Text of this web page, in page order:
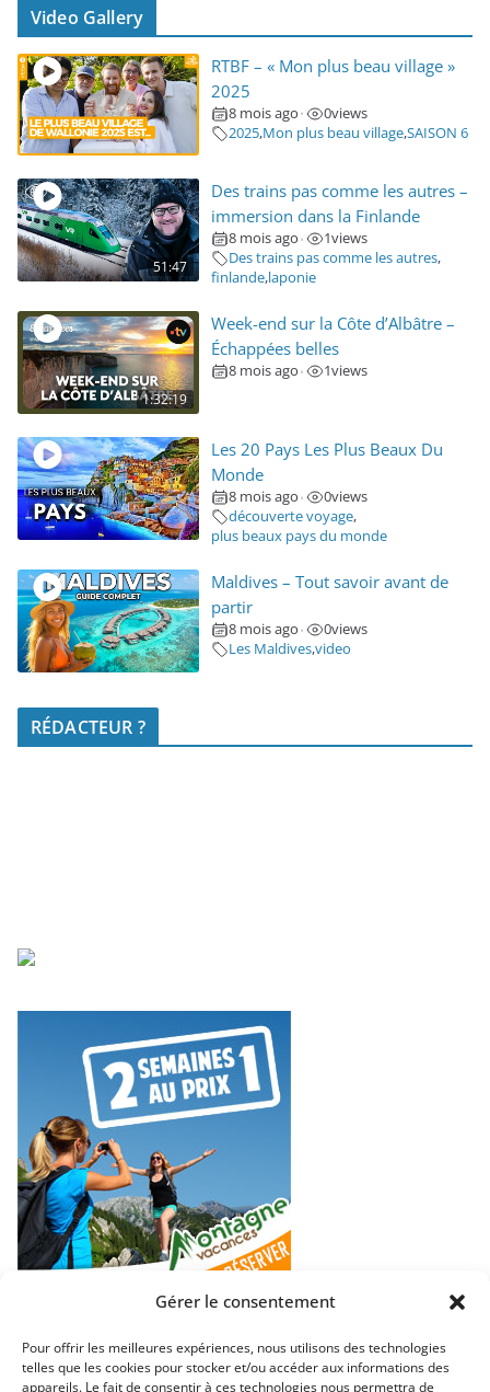
Gérer le consentement
Pour offrir les meilleures expériences, nous utilisons des technologies
telles que les cookies pour stocker et/ou accéder aux informations des
appareils. Le fait de consentir à ces technologies nous permettra de
Video Gallery
RTBF – « Mon plus beau village »
2025
8 mois ago • 0views
2025,Mon plus beau village,SAISON 6
51:47
Des trains pas comme les autres –
immersion dans la Finlande
8 mois ago • 1views
Des trains pas comme les autres,
finlande,laponie
1:32:19
Week-end sur la Côte d’Albâtre –
Échappées belles
8 mois ago • 1views
Les 20 Pays Les Plus Beaux Du
Monde
8 mois ago • 0views
découverte voyage,
plus beaux pays du monde
Maldives – Tout savoir avant de
partir
8 mois ago • 0views
Les Maldives,video
RÉDACTEUR ?